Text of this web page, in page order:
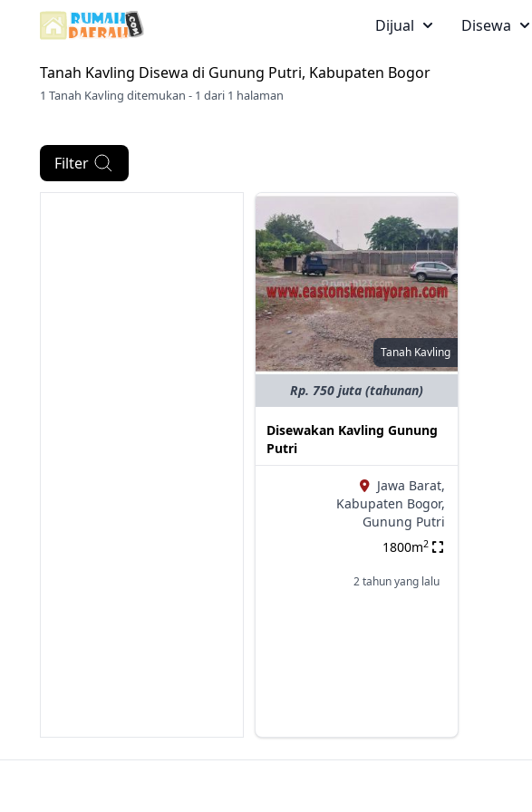
Dijual Disewa
Tanah Kavling Disewa di Gunung Putri, Kabupaten Bogor
1 Tanah Kavling ditemukan - 1 dari 1 halaman
Filter
Tanah Kavling
Rp. 750 juta (tahunan)
Disewakan Kavling Gunung
Putri
Jawa Barat,
Kabupaten Bogor,
Gunung Putri
1800m2
2 tahun yang lalu